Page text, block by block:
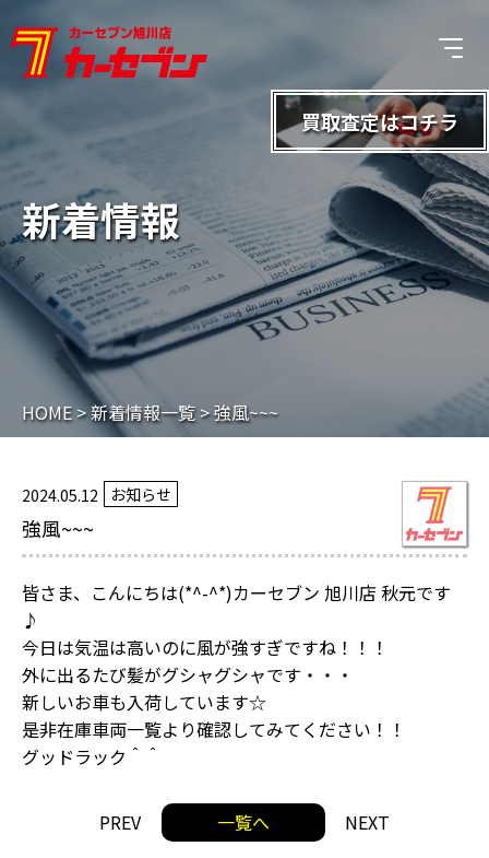
新着情報
HOME >新着情報一覧 >強風~~~
2024.05.12 お知らせ
強風~~~
皆さま、こんにちは(*^-^*)カーセブン 旭川店 秋元です
♪
今日は気温は高いのに風が強すぎですね！！！
外に出るたび髪がグシャグシャです・・・
新しいお車も入荷しています☆
是非在庫車両一覧より確認してみてください！！
グッドラック＾＾
PREV 一覧へ NEXT
買取査定はコチラ